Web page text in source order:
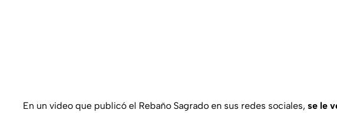
En un video que publicó el Rebaño Sagrado en sus redes sociales, se le